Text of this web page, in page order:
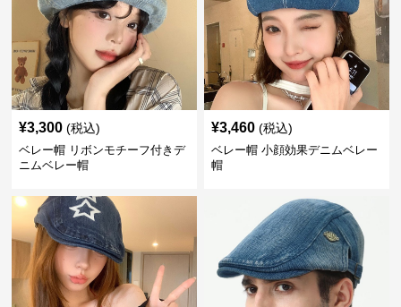
¥3,300 (税込)
ベレー帽 リボンモチーフ付きデ
ニムベレー帽
¥3,460 (税込)
ベレー帽 小顔効果デニムベレー
帽